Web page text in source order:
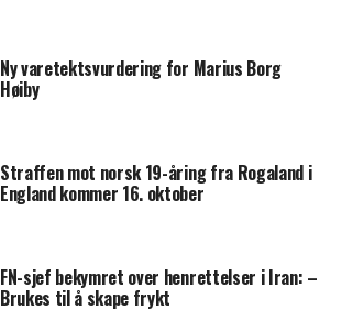
Ny varetektsvurdering for Marius Borg
Høiby
Straffen mot norsk 19-åring fra Rogaland i
England kommer 16. oktober
FN-sjef bekymret over henrettelser i Iran: –
Brukes til å skape frykt